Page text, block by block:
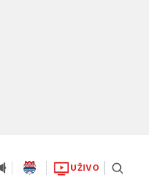
UŽIVO